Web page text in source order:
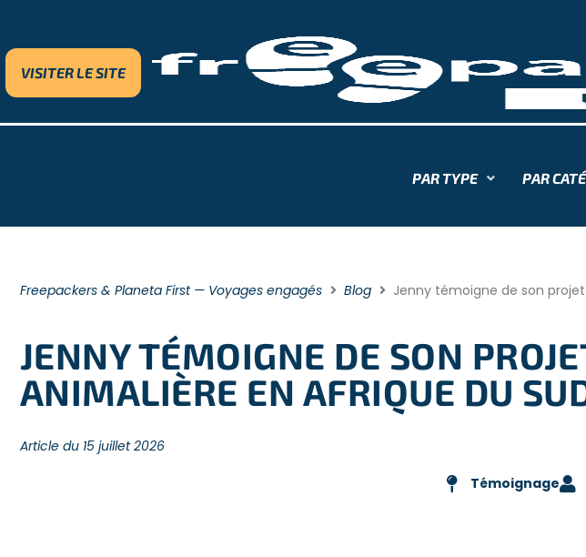
VISITER LE SITE
PAR TYPE PAR
Freepackers & Planeta First — Voyages engagés Blog Jenny témoigne de son
JENNY TÉMOIGNE DE SON
ANIMALIÈRE EN AFRIQUE DU
Article du 15 juillet 2026
Témoignage